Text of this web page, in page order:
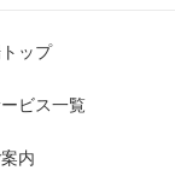
ップ
ビス一覧
内